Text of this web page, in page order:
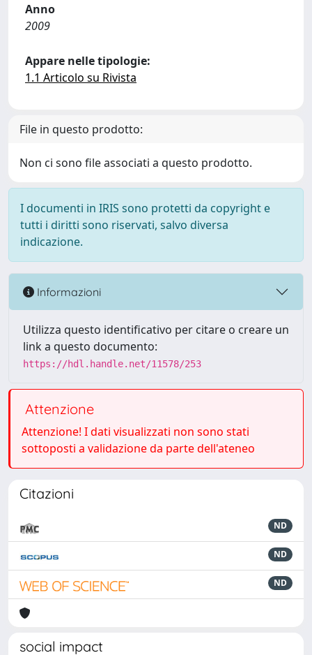
Anno
2009
Appare nelle tipologie:
1.1 Articolo su Rivista
File in questo prodotto:
Non ci sono file associati a questo prodotto.
I documenti in IRIS sono protetti da copyright e
tutti i diritti sono riservati, salvo diversa
indicazione.
Informazioni
Utilizza questo identificativo per citare o creare un
link a questo documento:
https://hdl.handle.net/11578/253
Attenzione
Attenzione! I dati visualizzati non sono stati
sottoposti a validazione da parte dell'ateneo
Citazioni
ND
ND
ND
social impact